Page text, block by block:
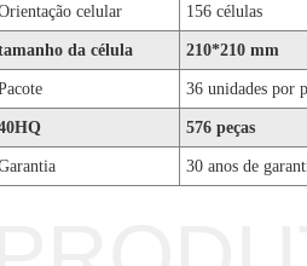
celular 156 células
da célula 210*210 mm
36 unidades por
576 peças
30 anos de